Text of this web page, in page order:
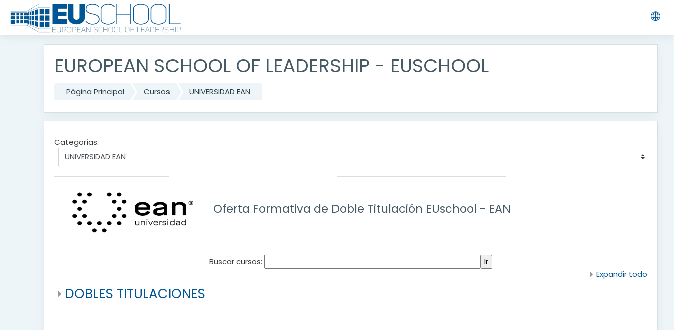
Salta al contenido principal
EUROPEAN SCHOOL OF LEADERSHIP - EUSCHOOL
Página Principal Cursos UNIVERSIDAD EAN
Categorías:
Oferta Formativa de Doble Titulación EUschool - EAN
Buscar cursos:
Expandir todo
DOBLES TITULACIONES